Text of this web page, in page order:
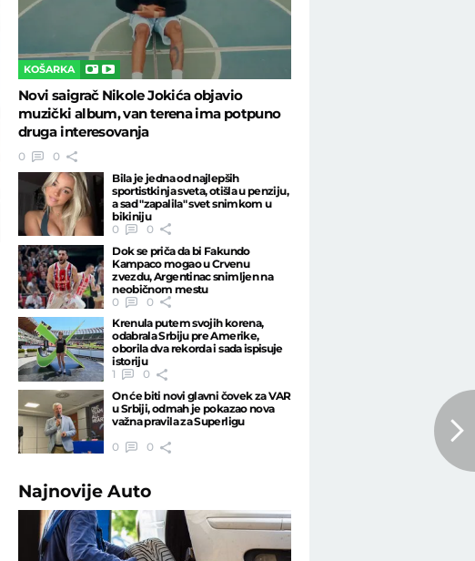
KOŠARKA
Novi saigrač Nikole Jokića objavio
muzički album, van terena ima potpuno
druga interesovanja
0
0
Bila je jedna od najlepših
sportistkinja sveta, otišla u penziju,
a sad "zapalila" svet snimkom u
bikiniju
0
0
Dok se priča da bi Fakundo
Kampaco mogao u Crvenu
zvezdu, Argentinac snimljen na
neobičnom mestu
0
0
Krenula putem svojih korena,
odabrala Srbiju pre Amerike,
oborila dva rekorda i sada ispisuje
istoriju
1
0
On će biti novi glavni čovek za VAR
u Srbiji, odmah je pokazao nova
važna pravila za Superligu
0
0
NajnovijeAuto